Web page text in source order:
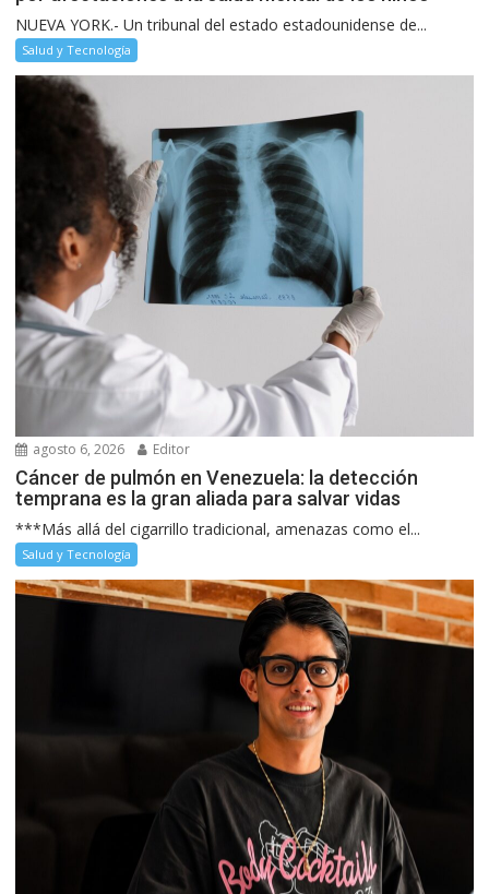
NUEVA YORK.- Un tribunal del estado estadounidense de...
Salud y Tecnología
agosto 6, 2026 Editor
Cáncer de pulmón en Venezuela: la detección
temprana es la gran aliada para salvar vidas
***Más allá del cigarrillo tradicional, amenazas como el...
Salud y Tecnología